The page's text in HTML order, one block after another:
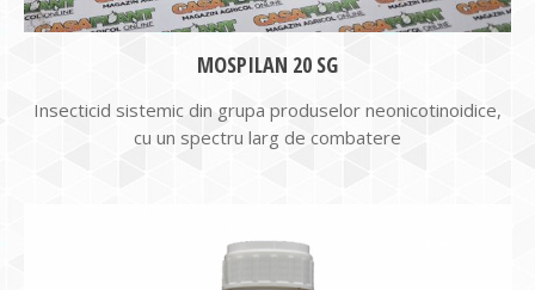
MOSPILAN 20 SG
Insecticid sistemic din grupa produselor neonicotinoidice,
cu un spectru larg de combatere